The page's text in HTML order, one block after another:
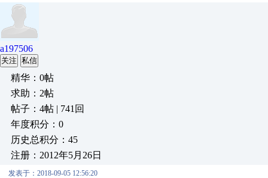
a197506
关注 私信
精华：0帖
求助：2帖
帖子：4帖 | 741回
年度积分：0
历史总积分：45
注册：2012年5月26日
发表于：2018-09-05 12:56:20